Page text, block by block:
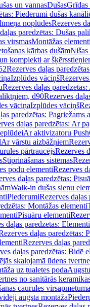
un vannasDušasGrīdas
Piederumi dušas
noplūdesRezerves
paredzētas: Dušas
virsmasMontāžas elementi
kārbas dušāmNišas
komplekti ar
Rezerves daļas
Izplūdes vāciņš
Rezerves daļas
d90Rezerves
vāciņaIzplūdes vāciņš
paredzētas: Pagriežams
daļas paredzētas: Ar
Ar aktivizatoru
Ar vārstu aizbāžņiem
pārtraucējsRezerves
Stiprināšanas sistēmas
podu elementiRezerves
daļas paredzētas:
Walk-in dušas sienu
PiederumiRezerves daļas
Montāžas elementi
Pisuāru elementi
daļas paredzētas:
daļas paredzētas:
Rezerves daļas
daļas paredzētas: Bidē
skalojamā ūdens
uz tualetes poda
no sanitārās
caurules
augsta montāža